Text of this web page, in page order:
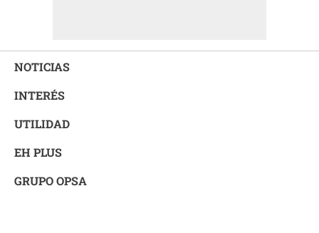
NOTICIAS
INTERÉS
UTILIDAD
EH PLUS
GRUPO OPSA